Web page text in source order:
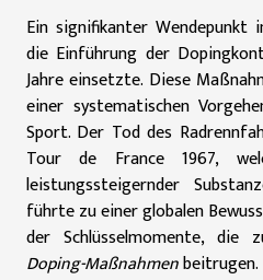
Ein signifikanter Wendepunkt
die Einführung der
Jahre einsetzte. Diese
einer systematischen
Sport. Der Tod des
Tour de France 1967,
leistungssteigernder
führte zu einer globalen
der Schlüsselmomente, die
Doping-Maßnahmenbeitrugen.